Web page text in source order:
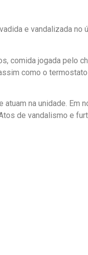
e vandalizada no
comida jogada pelo
como o
na unidade. Em
de vandalismo e